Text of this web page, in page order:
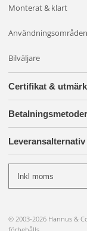
Monterat & klart
Användningsområden
Bilväljare
Certifikat &
Betalningsmetoder
Leveransalternativ
© 2003-2026 Hannus &